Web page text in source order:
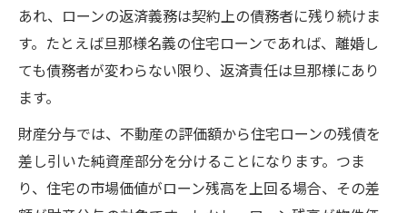
あれ、ローンの返済義務は契約上の債務者に残り続けま
す。たとえば旦那様名義の住宅ローンであれば、離婚し
ても債務者が変わらない限り、返済責任は旦那様にあり
ます。
財産分与では、不動産の評価額から住宅ローンの残債を
差し引いた純資産部分を分けることになります。つま
り、住宅の市場価値がローン残高を上回る場合、その差